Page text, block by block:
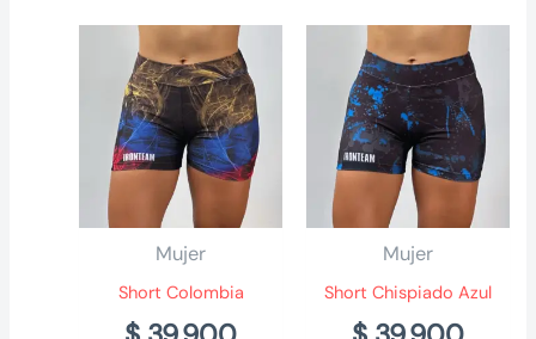
múltiples
variantes.
Las
opciones
se
pueden
elegir
la
página
múltiples
variantes.
Las
opciones
se
pueden
elegir
la
página
Mujer
Short Colombia
Mujer
Short Chispiado Azul